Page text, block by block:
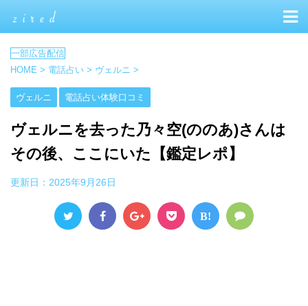
HOME > 電話占い > ヴェルニ >
ヴェルニ 電話占い体験口コミ
ヴェルニを去った乃々空(ののあ)さんは
その後、ここにいた【鑑定レポ】
更新日： 2025年9月26日
B!